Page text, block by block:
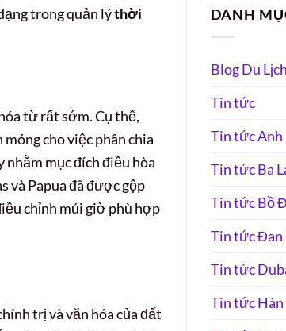
trong quản lýthời
từ rất sớm. Cụ thể,
cho việc phân chia
nhằm mục đích điều hòa
và Papua đã được gộp
chỉnh múi giờ phù hợp
trị và văn hóa của đất
DANH
Blog Du Lịch
Tin tức
Tin tức Anh
Tin tức Ba
Tin tức Bồ
Tin tức Đan
Tin tức
Tin tức Hàn